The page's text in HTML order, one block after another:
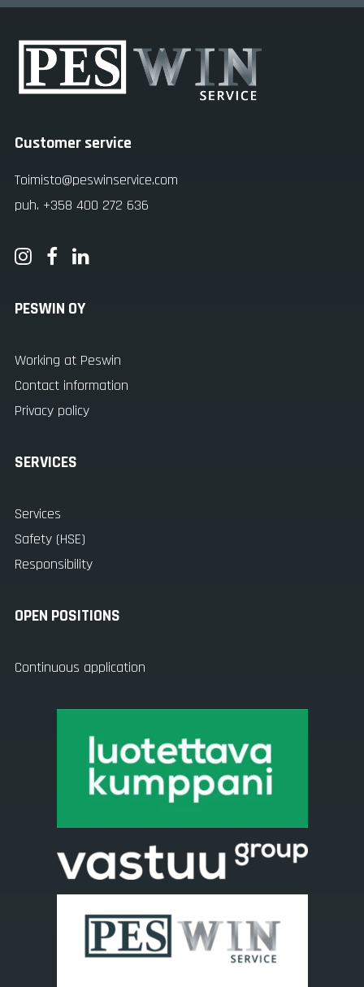
Customer service
Toimisto@peswinservice.com
puh. +358 400 272 636
PESWIN OY
Working at Peswin
Contact information
Privacy policy
SERVICES
Services
Safety (HSE)
Responsibility
OPEN POSITIONS
Continuous application